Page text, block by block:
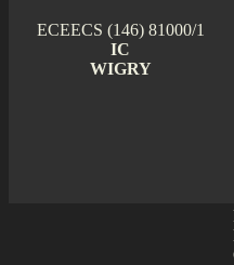
ECEECS (146) 81000/1
IC
WIGRY